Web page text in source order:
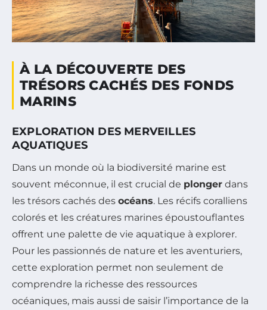
À LA DÉCOUVERTE DES
TRÉSORS CACHÉS DES FONDS
MARINS
EXPLORATION DES MERVEILLES
AQUATIQUES
Dans un monde où la biodiversité marine est
souvent méconnue, il est crucial de plonger dans
les trésors cachés des océans. Les récifs coralliens
colorés et les créatures marines époustouflantes
offrent une palette de vie aquatique à explorer.
Pour les passionnés de nature et les aventuriers,
cette exploration permet non seulement de
comprendre la richesse des ressources
océaniques, mais aussi de saisir l’importance de la